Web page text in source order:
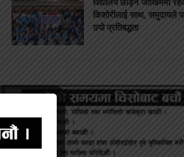
किशोरीलाई साथ, समुदायले
गर्‍यो प्रतिबद्धता